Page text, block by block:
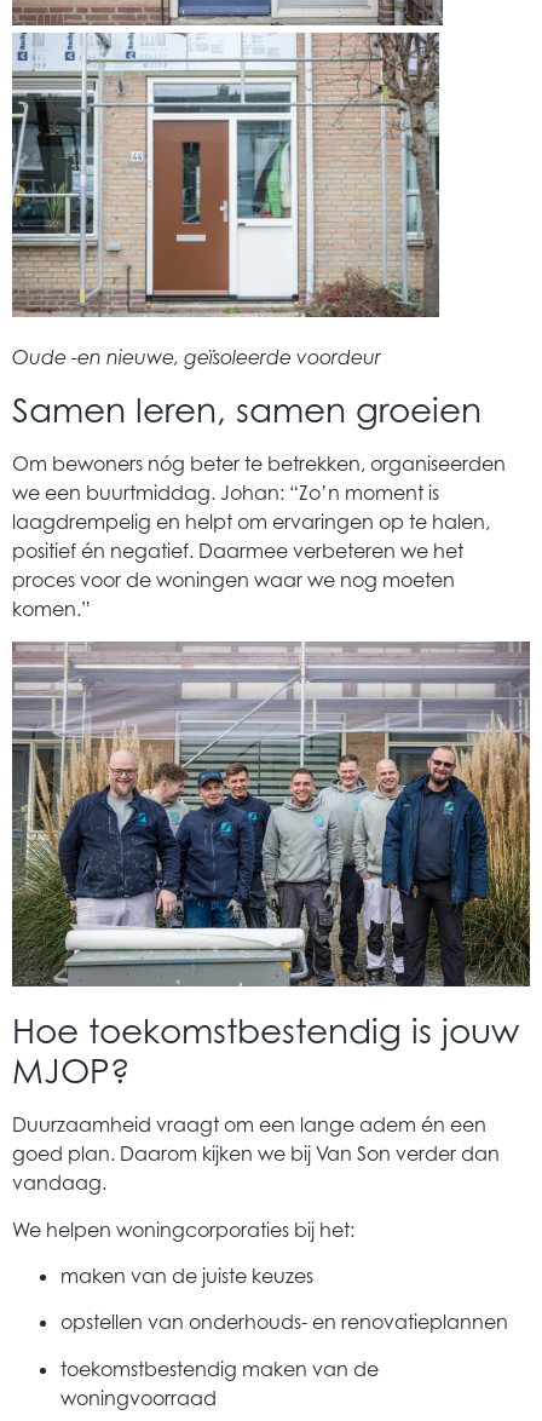
Oude -en nieuwe, geïsoleerde voordeur
Samen leren, samen groeien
Om bewoners nóg beter te betrekken, organiseerden
we een buurtmiddag. Johan: “Zo’n moment is
laagdrempelig en helpt om ervaringen op te halen,
positief én negatief. Daarmee verbeteren we het
proces voor de woningen waar we nog moeten
komen.”
Hoe toekomstbestendig is jouw
MJOP?
Duurzaamheid vraagt om een lange adem én een
goed plan. Daarom kijken we bij Van Son verder dan
vandaag.
We helpen woningcorporaties bij het:
maken van de juiste keuzes
opstellen van onderhouds- en renovatieplannen
toekomstbestendig maken van de
woningvoorraad